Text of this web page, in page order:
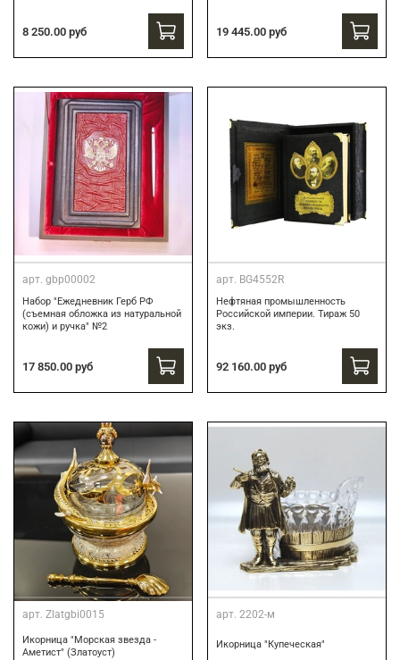
8 250.00 руб 19 445.00 руб
арт. gbp00002
Набор "Ежедневник Герб РФ
(съемная обложка из натуральной
кожи) и ручка" №2
17 850.00 руб
арт. BG4552R
Нефтяная промышленность
Российской империи. Тираж 50
экз.
92 160.00 руб
арт. Zlatgbi0015
Икорница "Морская звезда -
Аметист" (Златоуст)
арт. 2202-м
Икорница "Купеческая"